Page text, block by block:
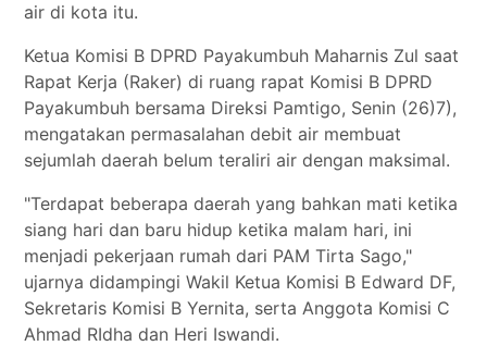
air di kota itu.
Ketua Komisi B DPRD Payakumbuh Maharnis Zul saat
Rapat Kerja (Raker) di ruang rapat Komisi B DPRD
Payakumbuh bersama Direksi Pamtigo, Senin (26)7),
mengatakan permasalahan debit air membuat
sejumlah daerah belum teraliri air dengan maksimal.
"Terdapat beberapa daerah yang bahkan mati ketika
siang hari dan baru hidup ketika malam hari, ini
menjadi pekerjaan rumah dari PAM Tirta Sago,"
ujarnya didampingi Wakil Ketua Komisi B Edward DF,
Sekretaris Komisi B Yernita, serta Anggota Komisi C
Ahmad RIdha dan Heri Iswandi.